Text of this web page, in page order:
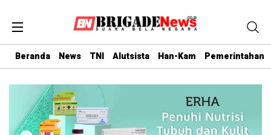
Beranda News TNI Alutsista Han-Kam Pemerintahan